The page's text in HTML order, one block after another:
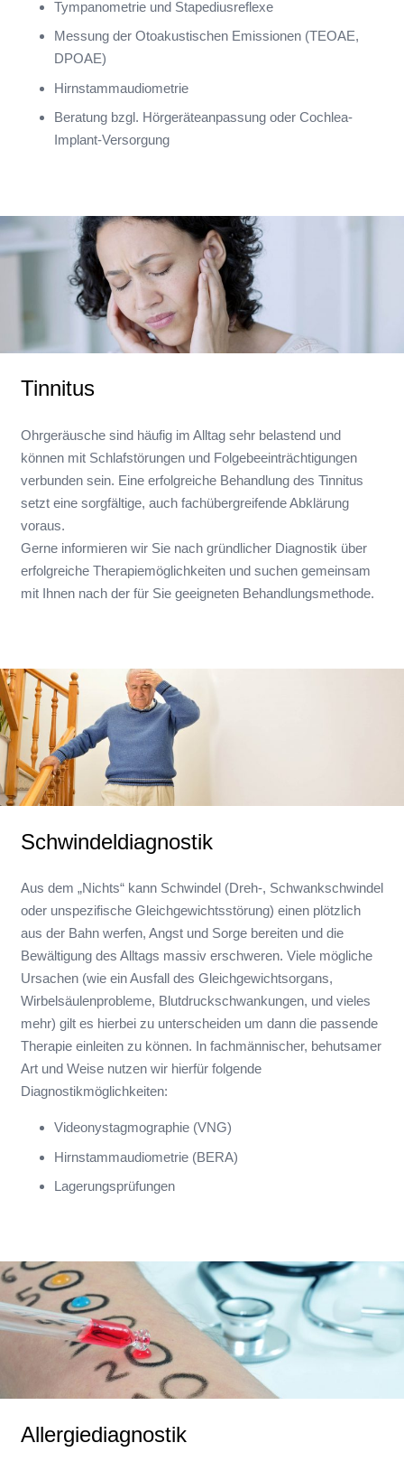
Tympanometrie und Stapediusreflexe
Messung der Otoakustischen Emissionen (TEOAE,
DPOAE)
Hirnstammaudiometrie
Beratung bzgl. Hörgeräteanpassung oder Cochlea-
Implant-Versorgung
Tinnitus
Ohrgeräusche sind häufig im Alltag sehr belastend und
können mit Schlafstörungen und Folgebeeinträchtigungen
verbunden sein. Eine erfolgreiche Behandlung des Tinnitus
setzt eine sorgfältige, auch fachübergreifende Abklärung
voraus.
Gerne informieren wir Sie nach gründlicher Diagnostik über
erfolgreiche Therapiemöglichkeiten und suchen gemeinsam
mit Ihnen nach der für Sie geeigneten Behandlungsmethode.
Schwindeldiagnostik
Aus dem „Nichts“ kann Schwindel (Dreh-, Schwankschwindel
oder unspezifische Gleichgewichtsstörung) einen plötzlich
aus der Bahn werfen, Angst und Sorge bereiten und die
Bewältigung des Alltags massiv erschweren. Viele mögliche
Ursachen (wie ein Ausfall des Gleichgewichtsorgans,
Wirbelsäulenprobleme, Blutdruckschwankungen, und vieles
mehr) gilt es hierbei zu unterscheiden um dann die passende
Therapie einleiten zu können. In fachmännischer, behutsamer
Art und Weise nutzen wir hierfür folgende
Diagnostikmöglichkeiten:
Videonystagmographie (VNG)
Hirnstammaudiometrie (BERA)
Lagerungsprüfungen
Allergiediagnostik